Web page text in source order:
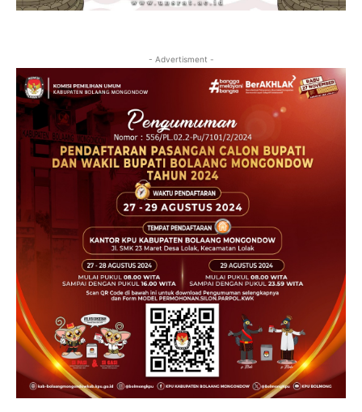
- Advertisment -